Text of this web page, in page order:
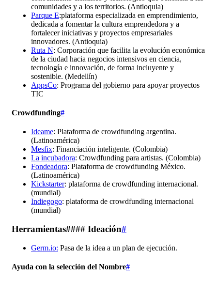
comunidades y a los territorios. (Antioquia)
Parque E:plataforma especializada en emprendimiento,
dedicada a fomentar la cultura emprendedora y a
fortalecer iniciativas y proyectos empresariales
innovadores. (Antioquia)
Ruta N: Corporación que facilita la evolución económica
de la ciudad hacia negocios intensivos en ciencia,
tecnología e innovación, de forma incluyente y
sostenible. (Medellín)
AppsCo: Programa del gobierno para apoyar proyectos
TIC
Crowdfunding#
Ideame: Plataforma de crowdfunding argentina.
(Latinoamérica)
Mesfix: Financiación inteligente. (Colombia)
La incubadora: Crowdfunding para artistas. (Colombia)
Fondeadora: Plataforma de crowdfunding México.
(Latinoamérica)
Kickstarter: plataforma de crowdfunding internacional.
(mundial)
Indiegogo: plataforma de crowdfunding internacional
(mundial)
Herramientas#### Ideación#
Germ.io: Pasa de la idea a un plan de ejecución.
Ayuda con la selección del Nombre#